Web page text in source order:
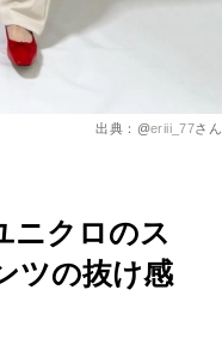
出典：@eriii_77さん
ニクロのス
ツの抜け感